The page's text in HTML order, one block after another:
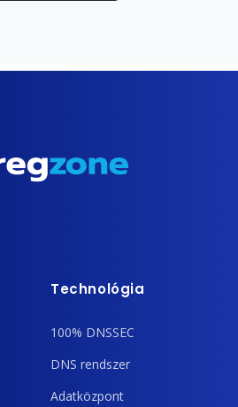
Technológia
100% DNSSEC
DNS rendszer
Adatközpont